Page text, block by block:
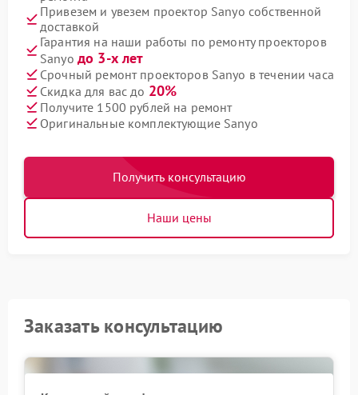
Привезем и увезем проектор Sanyo собственной
доставкой
Гарантия на наши работы по ремонту проекторов
Sanyo до 3-х лет
Срочный ремонт проекторов Sanyo в течении часа
Скидка для вас до 20%
Получите 1500 рублей на ремонт
Оригинальные комплектующие Sanyo
Получить консультацию
Наши цены
Заказать консультацию